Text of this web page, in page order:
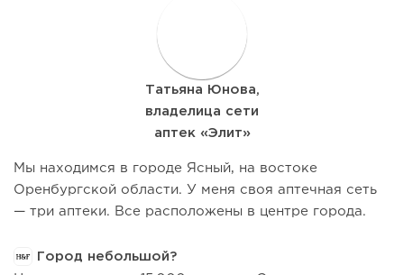
Татьяна Юнова,
владелица сети
аптек «Элит»
Мы находимся в городе Ясный, на востоке
Оренбургской области. У меня своя аптечная сеть
— три аптеки. Все расположены в центре города.
Город небольшой?